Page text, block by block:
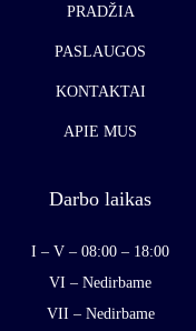
PRADŽIA
PASLAUGOS
KONTAKTAI
APIE MUS
Darbo laikas
I – V – 08:00 – 18:00
VI – Nedirbame
VII – Nedirbame